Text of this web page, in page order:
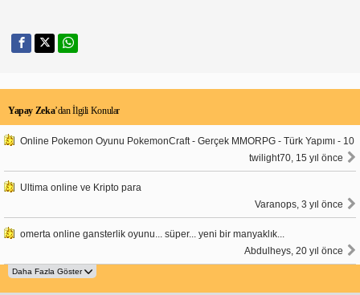
Yapay Zeka’dan İlgili Konular
Online Pokemon Oyunu PokemonCraft - Gerçek MMORPG - Türk Yapımı - 10
twilight70, 15 yıl önce
Ultima online ve Kripto para
Varanops, 3 yıl önce
omerta online gansterlik oyunu... süper... yeni bir manyaklık...
Abdulheys, 20 yıl önce